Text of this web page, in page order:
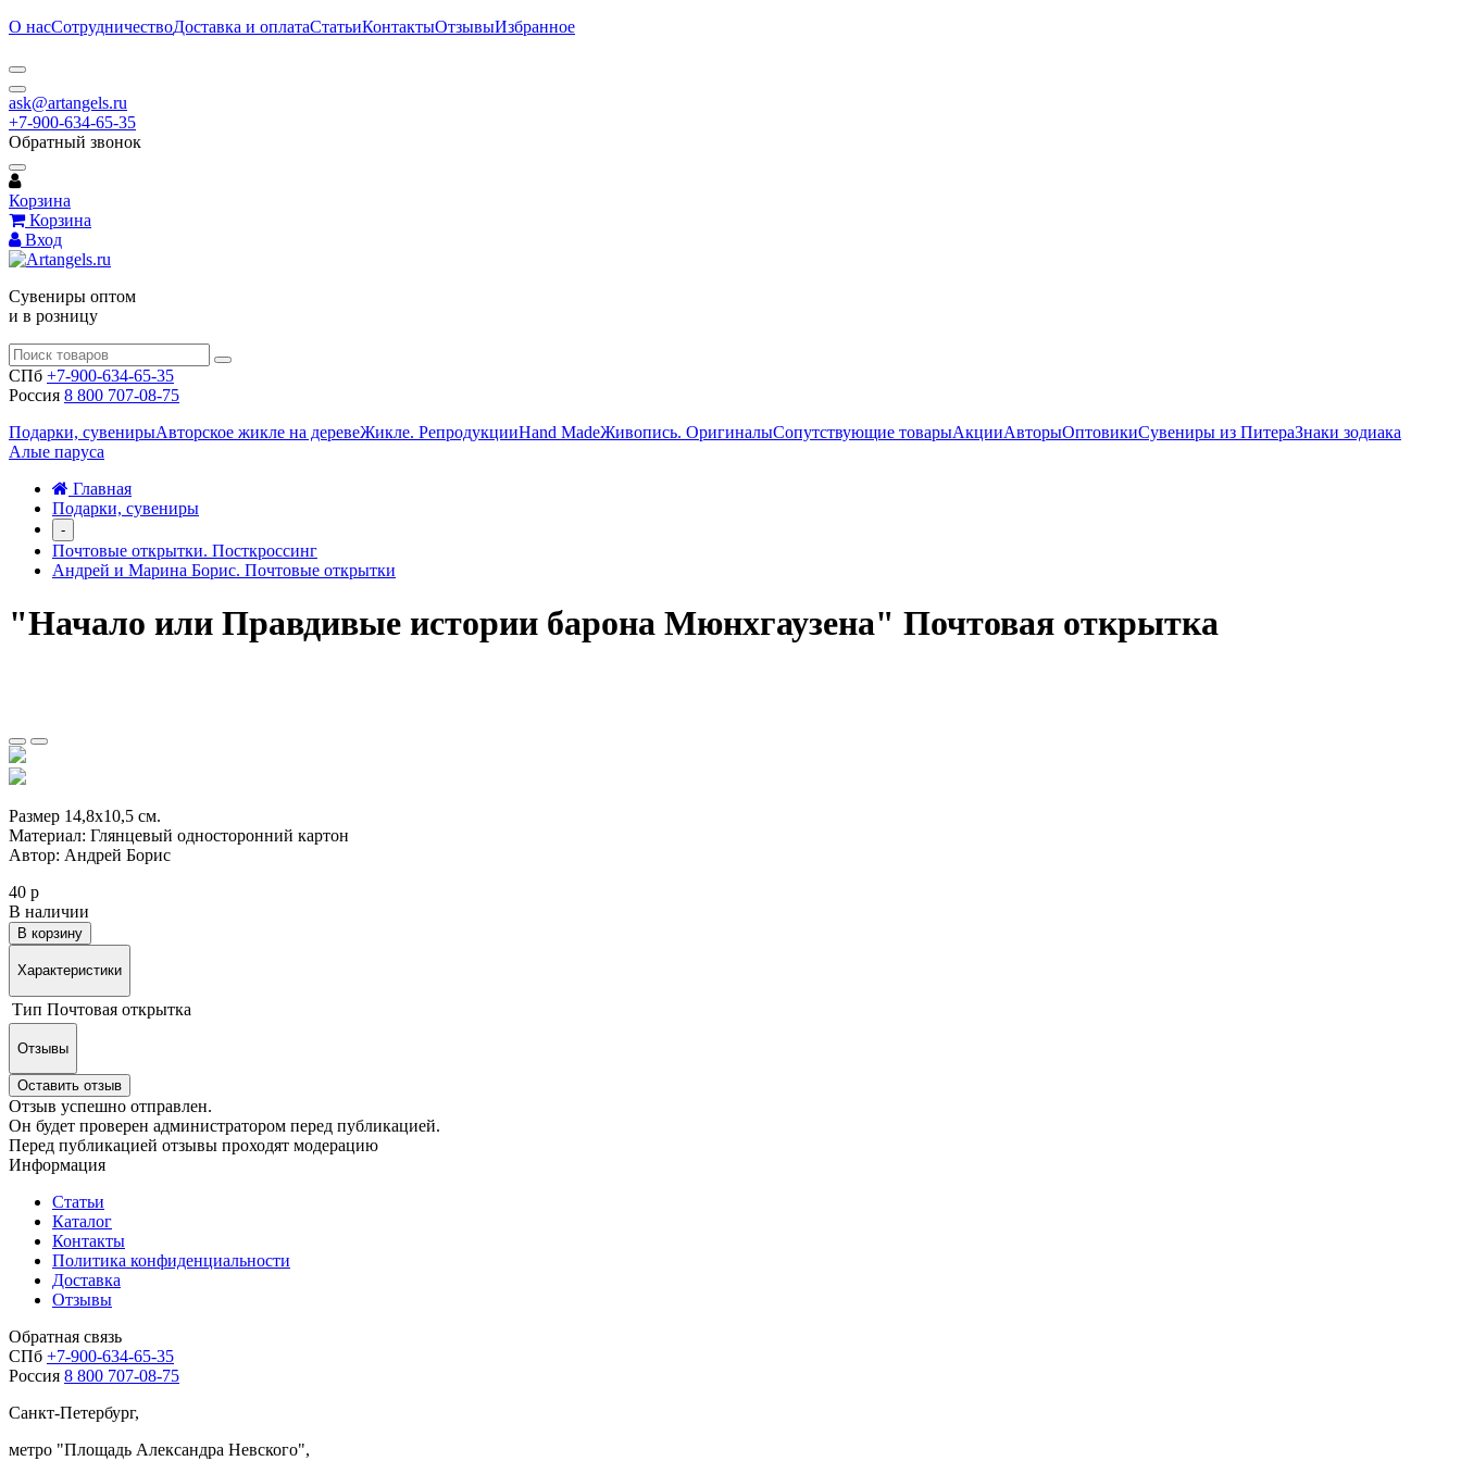
О насСотрудничествоДоставка и оплатаСтатьиКонтактыОтзывыИзбранное
ask@artangels.ru
+7-900-634-65-35
Обратный звонок
Корзина
Корзина
Вход
Сувениры оптом
и в розницу
СПб +7-900-634-65-35
Россия 8 800 707-08-75
Подарки, сувенирыАвторское жикле на деревеЖикле. РепродукцииHand MadeЖивопись. ОригиналыСопутствующие товарыАкцииАвторыОптовикиСувениры из ПитераЗнаки зодиака
Алые паруса
Главная
Подарки, сувениры
-
Почтовые открытки. Посткроссинг
Андрей и Марина Борис. Почтовые открытки
"Начало или Правдивые истории барона Мюнхгаузена" Почтовая открытка
Размер 14,8х10,5 см.
Материал: Глянцевый односторонний картон
Автор: Андрей Борис
40 р
В наличии
В корзину
Характеристики
Тип Почтовая открытка
Отзывы
Оставить отзыв
Отзыв успешно отправлен.
Он будет проверен администратором перед публикацией.
Перед публикацией отзывы проходят модерацию
Информация
Статьи
Каталог
Контакты
Политика конфиденциальности
Доставка
Отзывы
Обратная связь
СПб +7-900-634-65-35
Россия 8 800 707-08-75
Санкт-Петербург,
метро "Площадь Александра Невского",